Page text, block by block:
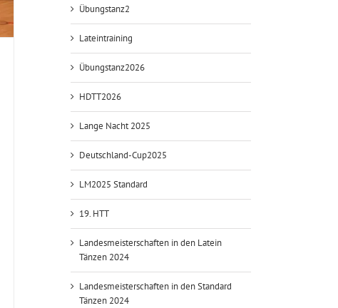
Übungstanz2
Lateintraining
Übungstanz2026
HDTT2026
Lange Nacht 2025
Deutschland-Cup2025
LM2025 Standard
19. HTT
Landesmeisterschaften in den Latein
Tänzen 2024
Landesmeisterschaften in den Standard
Tänzen 2024